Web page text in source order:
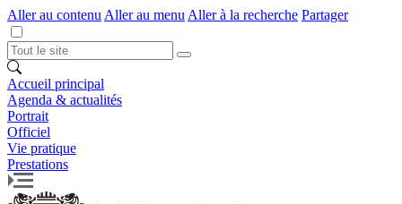
Aller au contenu Aller au menu Aller à la recherche Partager
Accueil principal
Agenda & actualités
Portrait
Officiel
Vie pratique
Prestations